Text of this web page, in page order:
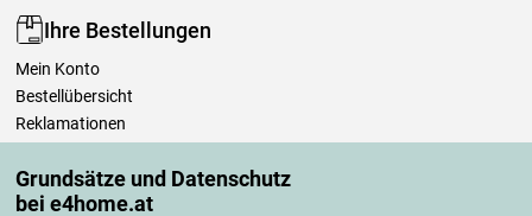
Grundsätze und Datenschutz
bei e4home.at
Ihre Bestellungen
Mein Konto
Bestellübersicht
Reklamationen
Einfach mehr wissen
Richtlinien zur Verarbeitung von Bewertungen